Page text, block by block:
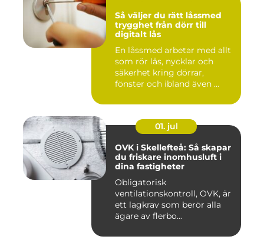
Så väljer du rätt låssmed
trygghet från dörr till
digitalt lås
En låssmed arbetar med allt
som rör lås, nycklar och
säkerhet kring dörrar,
fönster och ibland även ...
01. jul
OVK i Skellefteå: Så skapar
du friskare inomhusluft i
dina fastigheter
Obligatorisk
ventilationskontroll, OVK, är
ett lagkrav som berör alla
ägare av flerbo...